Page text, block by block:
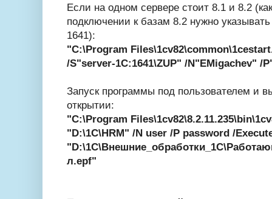
Если на одном сервере стоит 8.1 и 8.2
подключении к базам 8.2 нужно
1641):
"C:\Program
/S"server-1C:1641\ZUP" /N"EMigachev" /
Запуск программы под пользователем и
открытии:
"C:\Program
"D:\1C\HRM" /N user /P password /
л.epf"